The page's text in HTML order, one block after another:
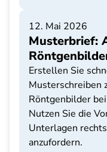
12. Mai 2026
Musterbrief:
Erstellen Sie
Musterschreiben
Röntgenbilder
Nutzen Sie die
Unterlagen
anzufordern.